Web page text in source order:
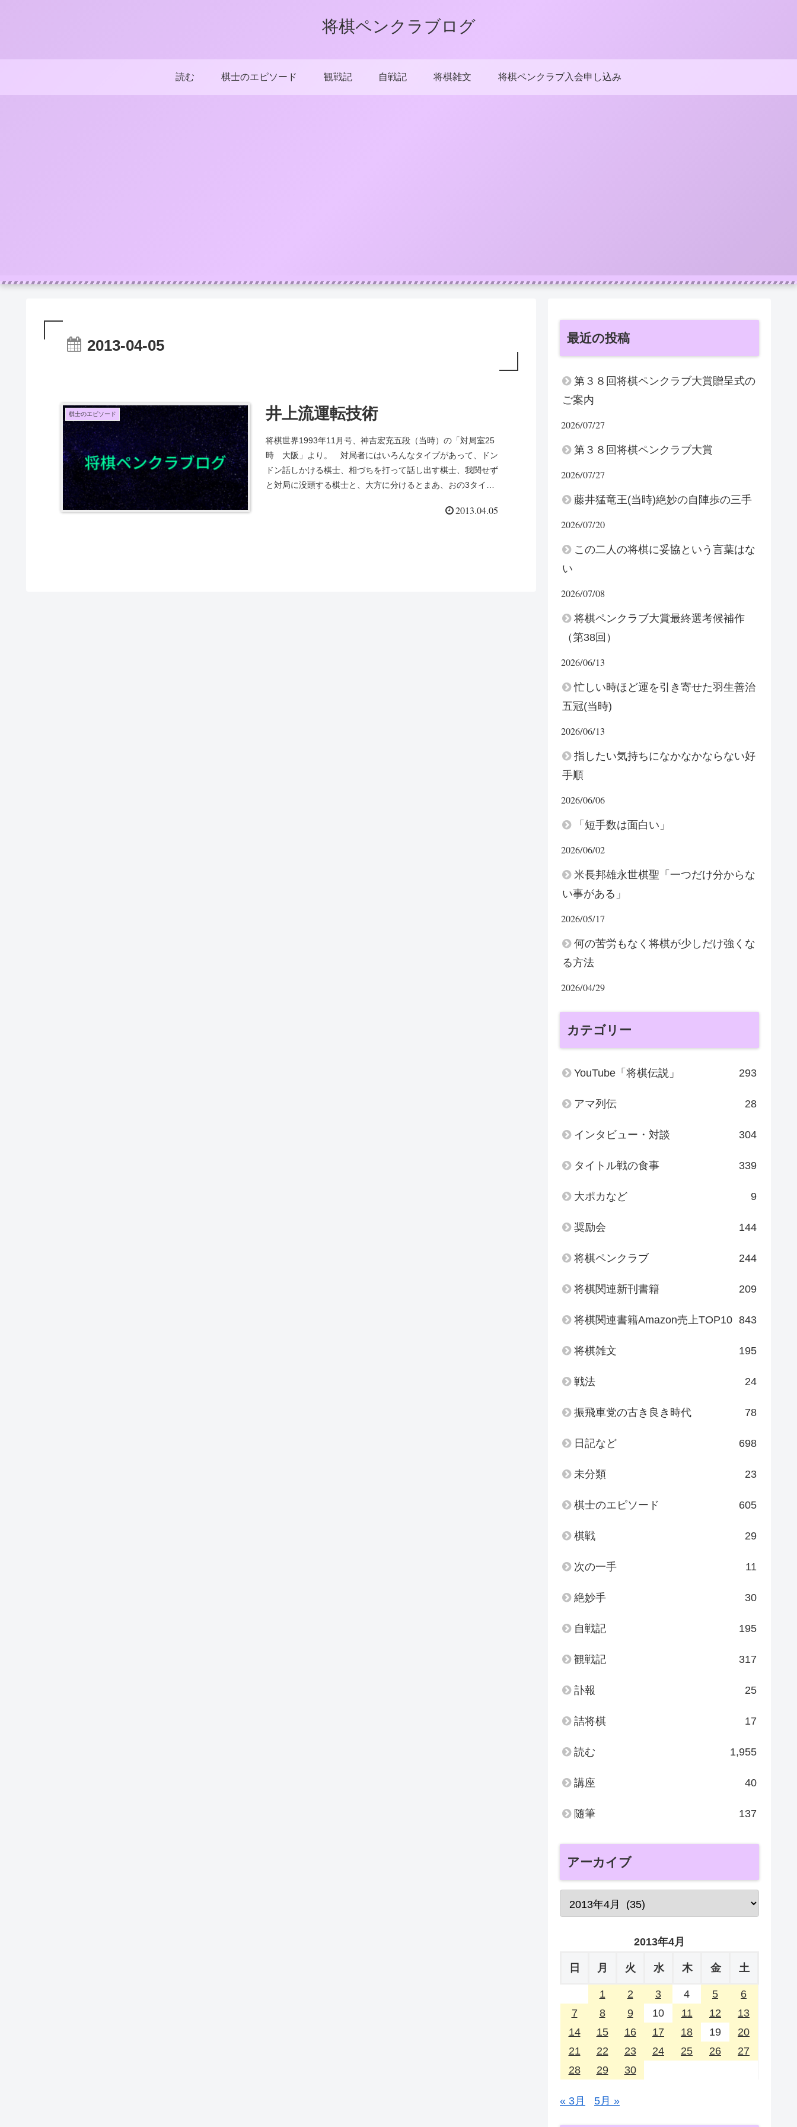
将棋ペンクラブログ
読む 棋士のエピソード 観戦記 自戦記 将棋雑文 将棋ペンクラブ入会申し込み
2013-04-05
棋士のエピソード 井上流運転技術
将棋世界1993年11月号、神吉宏充五段（当時）の「対局室25
時 大阪」より。 対局者にはいろんなタイプがあって、ドン
ドン話しかける棋士、相づちを打って話し出す棋士、我関せず
と対局に没頭する棋士と、大方に分けるとまあ、おの3タイプ
2013.04.05
最近の投稿
第３８回将棋ペンクラブ大賞贈呈式の
ご案内
2026/07/27
第３８回将棋ペンクラブ大賞
2026/07/27
藤井猛竜王(当時)絶妙の自陣歩の三手
2026/07/20
この二人の将棋に妥協という言葉はな
い
2026/07/08
将棋ペンクラブ大賞最終選考候補作
（第38回）
2026/06/13
忙しい時ほど運を引き寄せた羽生善治
五冠(当時)
2026/06/13
指したい気持ちになかなかならない好
手順
2026/06/06
「短手数は面白い」
2026/06/02
米長邦雄永世棋聖「一つだけ分からな
い事がある」
2026/05/17
何の苦労もなく将棋が少しだけ強くな
る方法
2026/04/29
カテゴリー
YouTube「将棋伝説」 293
アマ列伝 28
インタビュー・対談 304
タイトル戦の食事 339
大ポカなど 9
奨励会 144
将棋ペンクラブ 244
将棋関連新刊書籍 209
将棋関連書籍Amazon売上TOP10 843
将棋雑文 195
戦法 24
振飛車党の古き良き時代 78
日記など 698
未分類 23
棋士のエピソード 605
棋戦 29
次の一手 11
絶妙手 30
自戦記 195
観戦記 317
訃報 25
詰将棋 17
読む 1,955
講座 40
随筆 137
アーカイブ
2013年4月
日 月 火 水 木 金 土
1 2 3 4 5
6
7
8 9 10 11 12
13
14
15 16 17 18 19
20
21
22 23 24 25 26
27
28
29 30
« 3月 5月 »